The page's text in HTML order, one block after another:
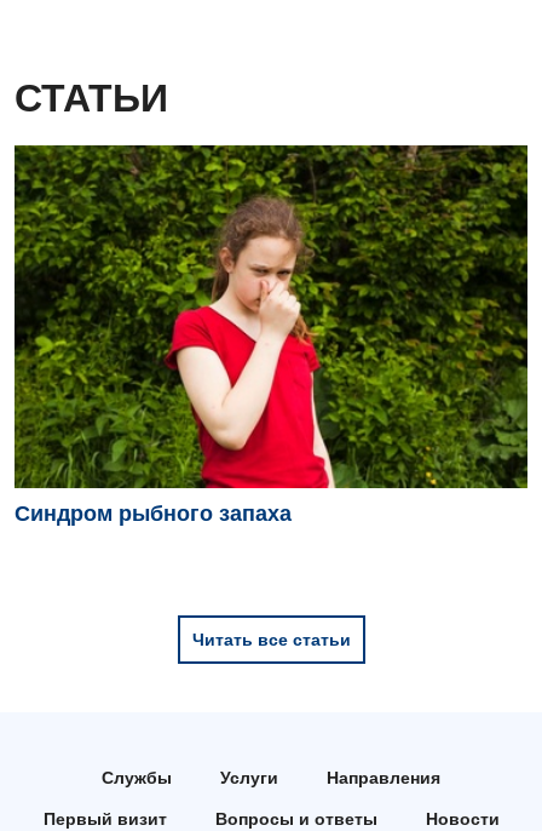
СТАТЬИ
Синдром рыбного запаха
Читать все статьи
Службы Услуги Направления
Первый визит Вопросы и ответы Новости